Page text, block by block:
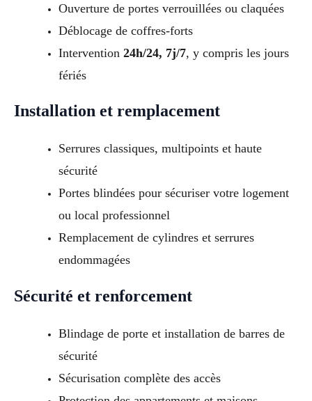
Ouverture de portes verrouillées ou claquées
Déblocage de coffres-forts
Intervention 24h/24, 7j/7, y compris les jours
fériés
Installation et remplacement
Serrures classiques, multipoints et haute
sécurité
Portes blindées pour sécuriser votre logement
ou local professionnel
Remplacement de cylindres et serrures
endommagées
Sécurité et renforcement
Blindage de porte et installation de barres de
sécurité
Sécurisation complète des accès